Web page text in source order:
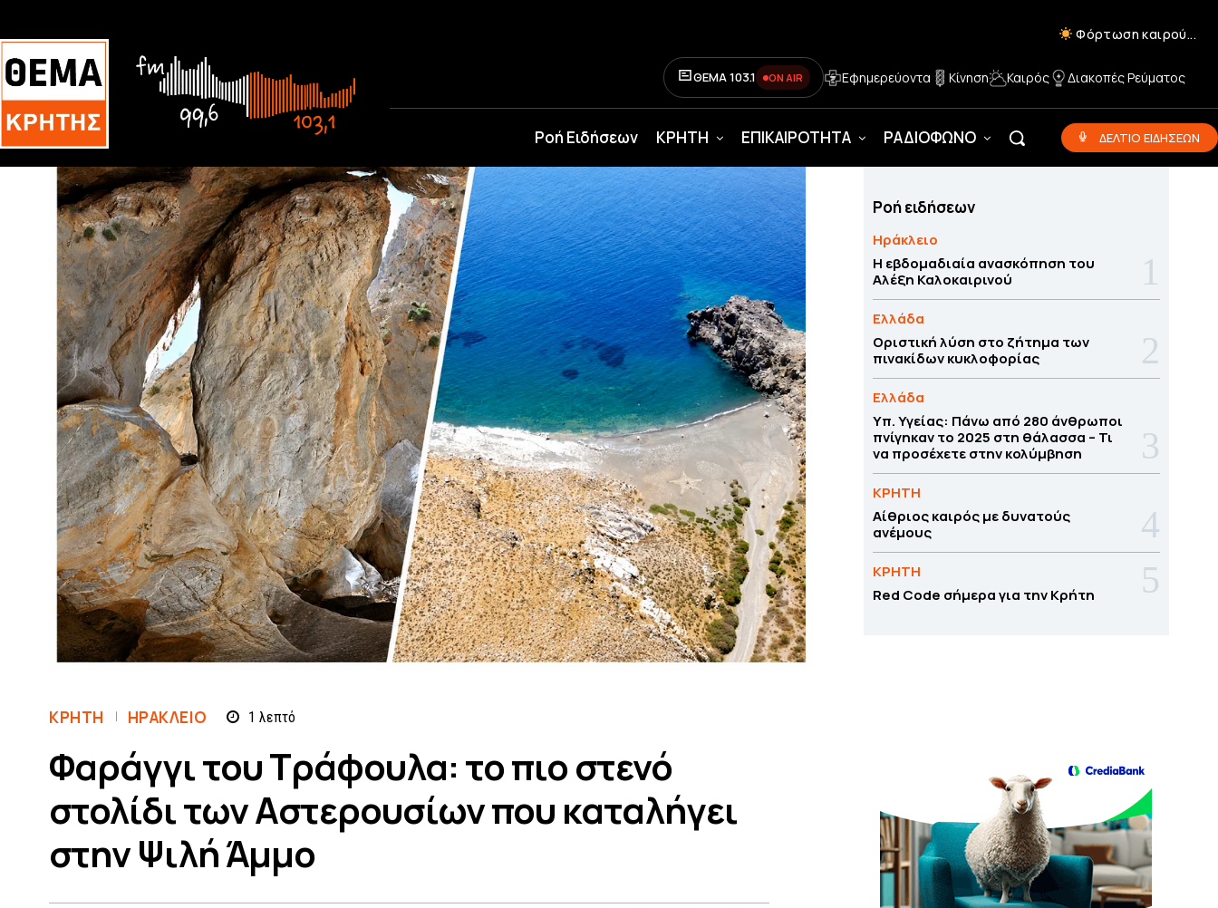
Φόρτωση καιρού...
ΘΕΜΑ 103.1 ON AIR Εφημερεύοντα Κίνηση Καιρός Διακοπές Ρεύματος
Ροή Ειδήσεων ΚΡΗΤΗ ΕΠΙΚΑΙΡΟΤΗΤΑ ΡΑΔΙΟΦΩΝΟ ΔΕΛΤΙΟ ΕΙΔΗΣΕΩΝ
ΚΡΗΤΗ ΗΡΆΚΛΕΙΟ 1 λεπτό
Φαράγγι του Τράφουλα: το πιο στενό
στολίδι των Αστερουσίων που καταλήγει
στην Ψιλή Άμμο
Ροή ειδήσεων
Ηράκλειο
Η εβδομαδιαία ανασκόπηση του
Αλέξη Καλοκαιρινού
Ελλάδα
Οριστική λύση στο ζήτημα των
πινακίδων κυκλοφορίας
Ελλάδα
Υπ. Υγείας: Πάνω από 280 άνθρωποι
πνίγηκαν το 2025 στη θάλασσα – Τι
να προσέχετε στην κολύμβηση
ΚΡΗΤΗ
Αίθριος καιρός με δυνατούς
ανέμους
ΚΡΗΤΗ
Red Code σήμερα για την Κρήτη